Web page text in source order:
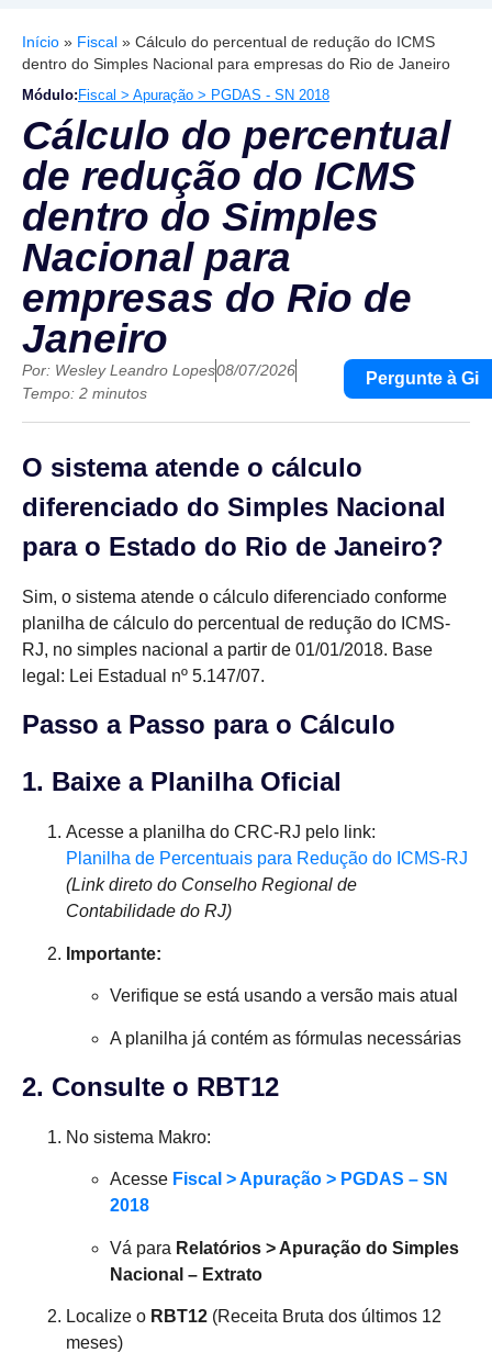
Início » Fiscal » Cálculo do percentual de redução do ICMS
dentro do Simples Nacional para empresas do Rio de Janeiro
Módulo: Fiscal > Apuração > PGDAS - SN 2018
Cálculo do percentual
de redução do ICMS
dentro do Simples
Nacional para
empresas do Rio de
Janeiro
Por: Wesley Leandro Lopes08/07/2026
Tempo: 2 minutos
Pergunte à Gi
O sistema atende o cálculo
diferenciado do Simples Nacional
para o Estado do Rio de Janeiro?
Sim, o sistema atende o cálculo diferenciado conforme
planilha de cálculo do percentual de redução do ICMS-
RJ, no simples nacional a partir de 01/01/2018. Base
legal: Lei Estadual nº 5.147/07.
Passo a Passo para o Cálculo
1. Baixe a Planilha Oficial
Acesse a planilha do CRC-RJ pelo link:
Planilha de Percentuais para Redução do ICMS-RJ
(Link direto do Conselho Regional de
Contabilidade do RJ)
Importante:
Verifique se está usando a versão mais atual
A planilha já contém as fórmulas necessárias
2. Consulte o RBT12
No sistema Makro:
Acesse Fiscal > Apuração > PGDAS – SN
2018
Vá para Relatórios > Apuração do Simples
Nacional – Extrato
Localize o RBT12 (Receita Bruta dos últimos 12
meses)